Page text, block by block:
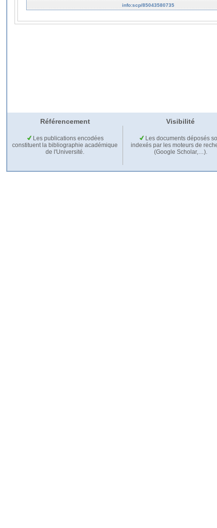
info:scp/85043580735
Référencement Visibilité
Les publications encodées
constituent la bibliographie académique
de l'Université.
Les documents déposés
indexés par les moteurs de
(Google Scholar,…).